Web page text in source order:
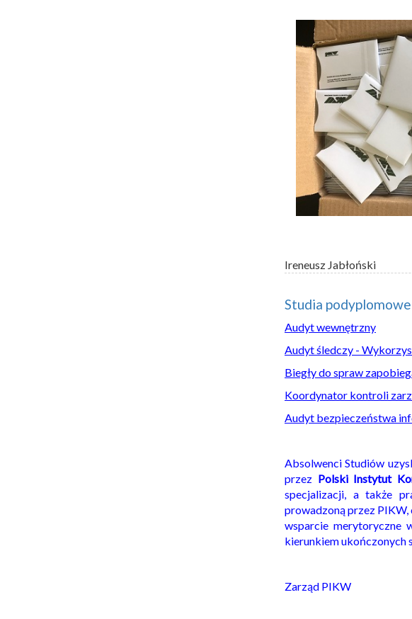
Ireneusz Jabłoński
Studia
Audyt wewnętrzny
Audyt śledczy -
Biegły do spraw
Koordynator kontroli
Audyt bezpieczeństwa
Absolwenci Studiów
przez Polski Instytut
specjalizacji, a także
prowadzoną przez PIKW,
wsparcie merytoryczne
kierunkiem ukończonych
Zarząd PIKW